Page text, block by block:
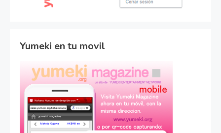
Yumeki en tu movil